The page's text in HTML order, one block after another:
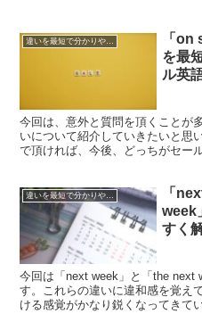
違いを最短で分かりやすく解説！シリーズ
「
を最
ル英
今回は、意外と質問を頂くことが
いについて紹介していきたいと思
で頂ければ、今後、どっちがセー
違いを最短で分かりやすく解説！シリーズ
「
week
すく
今回は「next week」と「the next
す。これらの違いに違和感を覚え
ける感覚がかなり鋭くなってきて